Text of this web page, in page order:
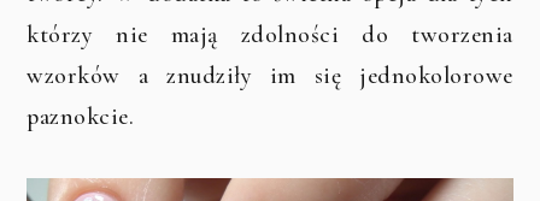
którzy nie mają zdolności do tworzenia
wzorków a znudziły im się jednokolorowe
paznokcie.